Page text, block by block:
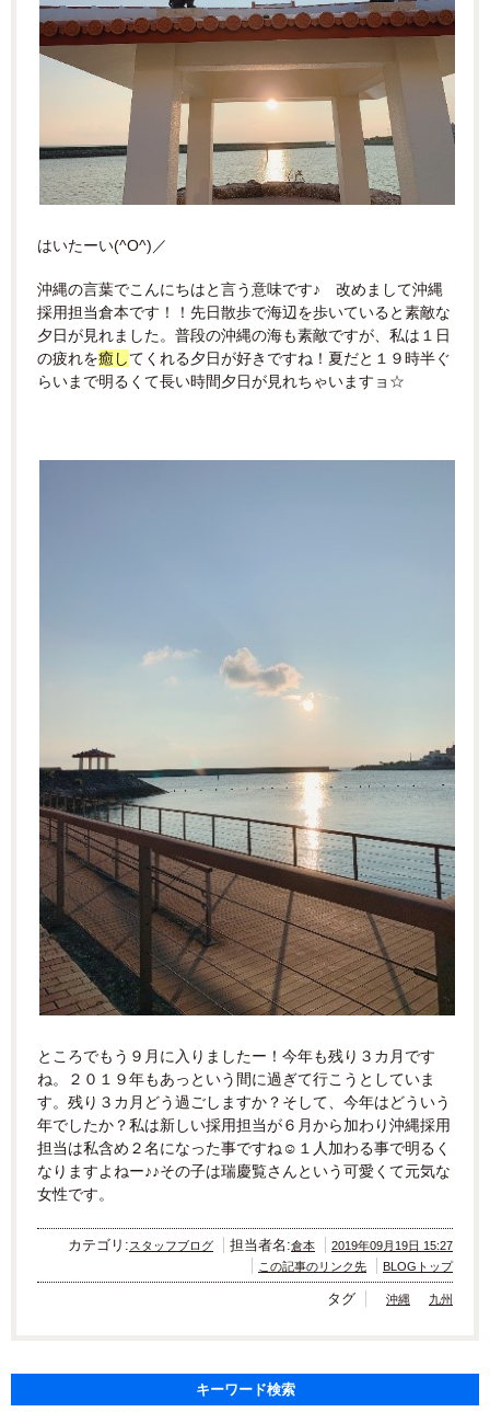
はいたーい(^O^)／
沖縄の言葉でこんにちはと言う意味です♪ 改めまして沖縄
採用担当倉本です！！ 先日散歩で海辺を歩いていると素敵な
夕日が見れました。 普段の沖縄の海も素敵ですが、 私は１日
の疲れを癒してくれる夕日が好きですね！ 夏だと１９時半ぐ
らいまで明るくて長い時間夕日が見れちゃいますョ☆
ところでもう９月に入りましたー！今年も残り３カ月です
ね。
２０１９年もあっという間に過ぎて行こうとしていま
す。 残り３カ月どう過ごしますか？そして、今年はどういう
年でしたか？私は新しい採用担当が６月から加わり沖縄採用
担当は私含め２名になった事ですね☺ １人加わる事で明るく
なりますよねー♪♪その子は瑞慶覧さんという可愛くて元気な
女性です。
カテゴリ:スタッフブログ 担当者名:倉本
2019年09月19日 15:27
この記事のリンク先
BLOGトップ
タグ 沖縄 九州
キーワード検索